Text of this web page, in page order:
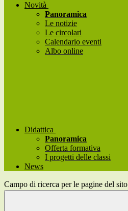
Novità
Panoramica
Le notizie
Le circolari
Calendario eventi
Albo online
Didattica
Panoramica
Offerta formativa
I progetti delle classi
News
Campo di ricerca per le pagine del sito